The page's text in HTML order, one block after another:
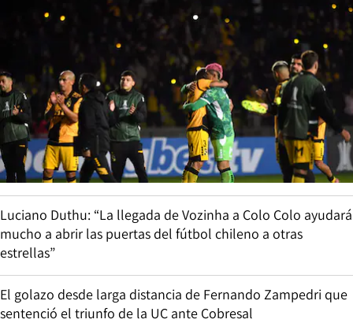
Luciano Duthu: “La llegada de Vozinha a Colo Colo ayudará
mucho a abrir las puertas del fútbol chileno a otras
estrellas”
El golazo desde larga distancia de Fernando Zampedri que
sentenció el triunfo de la UC ante Cobresal